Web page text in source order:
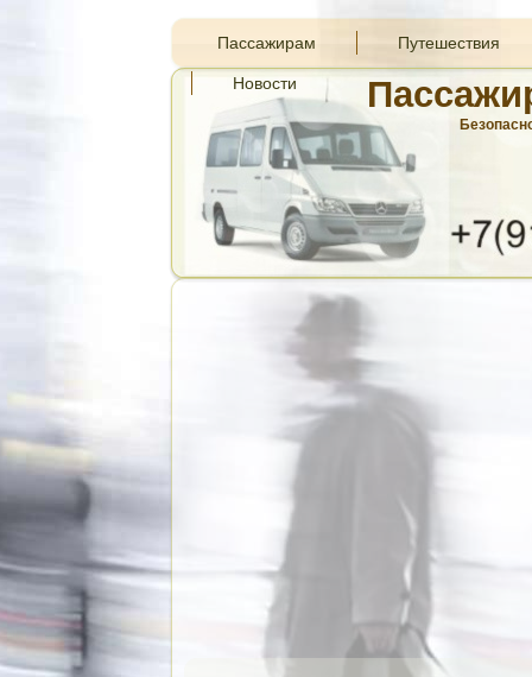
Пассажирам Путешествия
Новости